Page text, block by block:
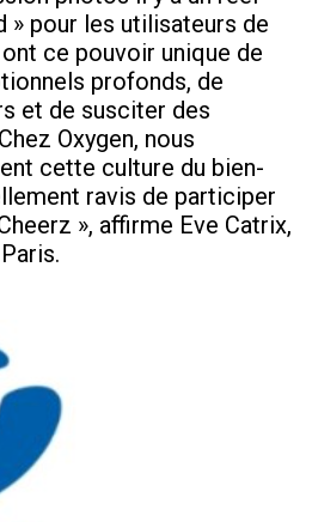
» pour les utilisateurs de
ce pouvoir unique de
profonds, de
et de susciter des
Oxygen, nous
cette culture du bien-
ravis de participer
», affirme Eve Catrix,